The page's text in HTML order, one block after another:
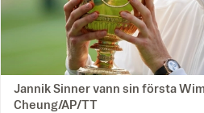
Jannik Sinner vann sin första
Cheung/AP/TT